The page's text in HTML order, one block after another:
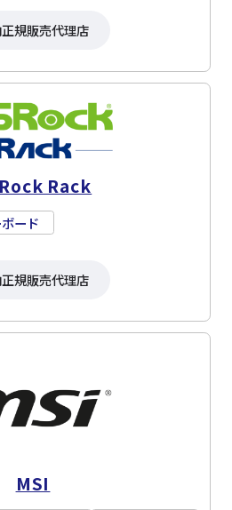
規販売代理店
Rack
ード
規販売代理店
MSI